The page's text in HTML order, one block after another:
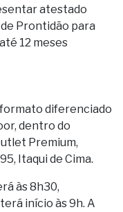
atestado
Prontidão para
12 meses
diferenciado
dentro do
Premium,
Itaqui de Cima.
às 8h30,
início às 9h. A